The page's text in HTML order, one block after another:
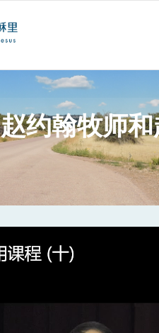
赵约翰牧师